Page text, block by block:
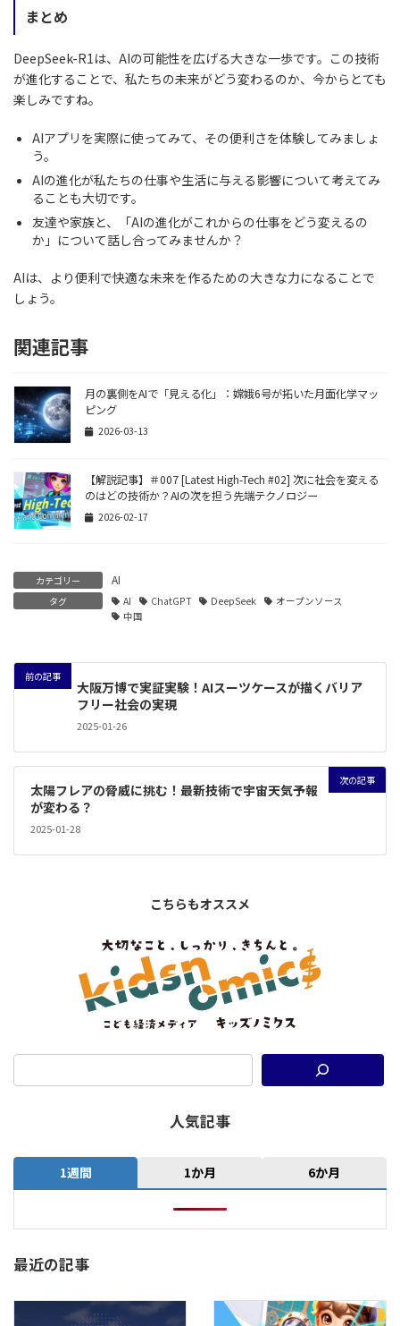
まとめ
DeepSeek-R1は、AIの可能性を広げる大きな一歩です。この技術
が進化することで、私たちの未来がどう変わるのか、今からとても
楽しみですね。
AIアプリを実際に使ってみて、その便利さを体験してみましょ
う。
AIの進化が私たちの仕事や生活に与える影響について考えてみ
ることも大切です。
友達や家族と、「AIの進化がこれからの仕事をどう変えるの
か」について話し合ってみませんか？
AIは、より便利で快適な未来を作るための大きな力になることで
しょう。
関連記事
月の裏側をAIで「見える化」：嫦娥6号が拓いた月面化学マッ
ピング
2026-03-13
【解説記事】＃007 [Latest High-Tech #02] 次に社会を変える
のはどの技術か？AIの次を担う先端テクノロジー
2026-02-17
カテゴリー AI
タグ AI ChatGPT DeepSeek
オープンソース
中国
前の記事
大阪万博で実証実験！AIスーツケースが描くバリア
フリー社会の実現
2025-01-26
次の記事
太陽フレアの脅威に挑む！最新技術で宇宙天気予報
が変わる？
2025-01-28
こちらもオススメ
人気記事
1週間 1か月 6か月
最近の記事